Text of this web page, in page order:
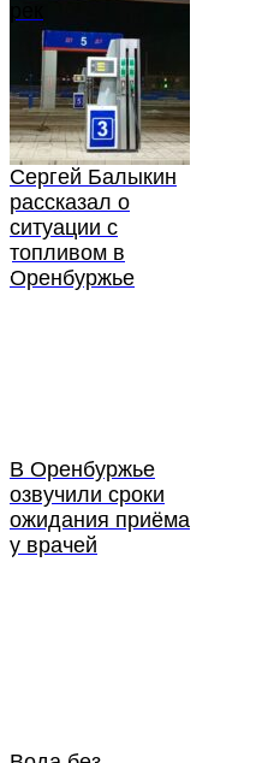
Сергей Балыкин
рассказал о
ситуации с
топливом в
Оренбуржье
В Оренбуржье
озвучили сроки
ожидания приёма
у врачей